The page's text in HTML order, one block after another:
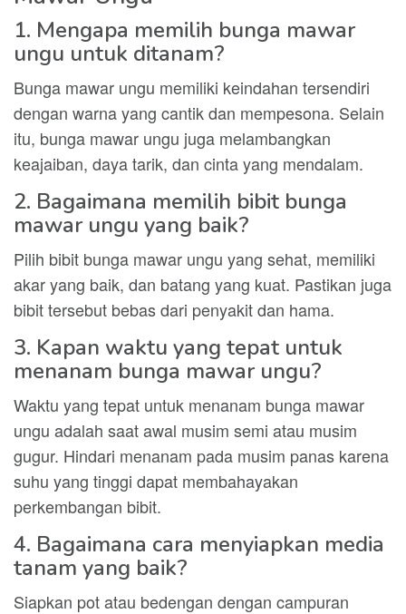
1. Mengapa memilih bunga mawar
ungu untuk ditanam?
Bunga mawar ungu memiliki keindahan tersendiri
dengan warna yang cantik dan mempesona. Selain
itu, bunga mawar ungu juga melambangkan
keajaiban, daya tarik, dan cinta yang mendalam.
2. Bagaimana memilih bibit bunga
mawar ungu yang baik?
Pilih bibit bunga mawar ungu yang sehat, memiliki
akar yang baik, dan batang yang kuat. Pastikan juga
bibit tersebut bebas dari penyakit dan hama.
3. Kapan waktu yang tepat untuk
menanam bunga mawar ungu?
Waktu yang tepat untuk menanam bunga mawar
ungu adalah saat awal musim semi atau musim
gugur. Hindari menanam pada musim panas karena
suhu yang tinggi dapat membahayakan
perkembangan bibit.
4. Bagaimana cara menyiapkan media
tanam yang baik?
Siapkan pot atau bedengan dengan campuran